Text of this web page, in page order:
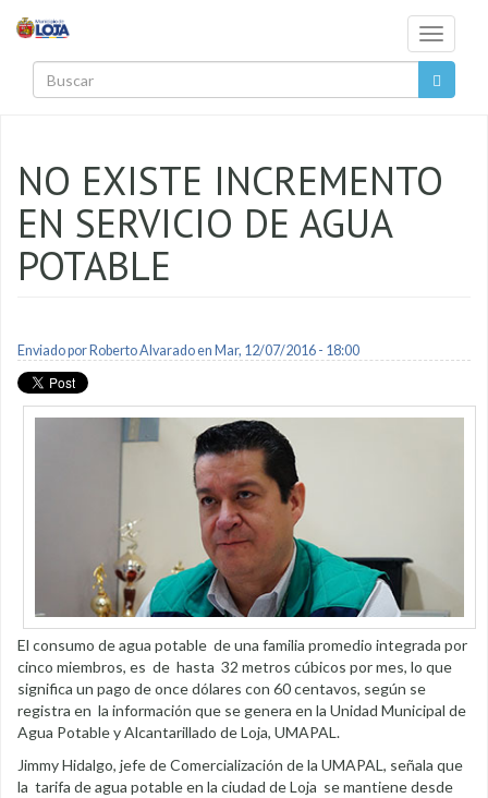
Toggle
NO EXISTE INCREMENTO
EN SERVICIO DE AGUA
POTABLE
Enviado por Roberto Alvaradoen Mar, 12/07/2016 - 18:00
El consumo de agua potable de una familia promedio integrada por
cinco miembros, es de hasta 32 metros cúbicos por mes, lo que
significa un pago de once dólares con 60 centavos, según se
registra en la información que se genera en la Unidad Municipal de
Agua Potable y Alcantarillado de Loja, UMAPAL.
Jimmy Hidalgo, jefe de Comercialización de la UMAPAL, señala que
la tarifa de agua potable en la ciudad de Loja se mantiene desde